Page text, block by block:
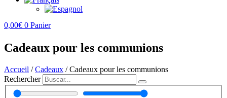
0,00€ 0 Panier
Cadeaux pour les communions
Accueil /Cadeaux / Cadeaux pour les communions
Rechercher